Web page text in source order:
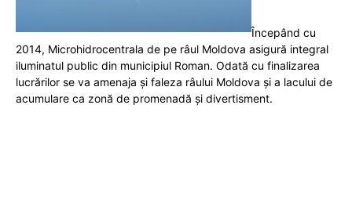
Începând cu
2014, Microhidrocentrala de pe râul Moldova asigură integral
iluminatul public din municipiul Roman. Odată cu finalizarea
lucrărilor se va amenaja și faleza râului Moldova și a lacului de
acumulare ca zonă de promenadă și divertisment.